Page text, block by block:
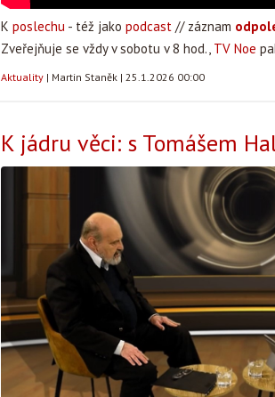
K poslechu - též jako podcast // záznam
Zveřejňuje se vždy v sobotu v 8 hod., TV Noe
Aktuality | Martin Staněk | 25.1.2026 00:00
K jádru věci: s Tomášem